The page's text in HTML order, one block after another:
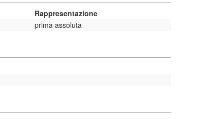
Rappresentazione
prima assoluta